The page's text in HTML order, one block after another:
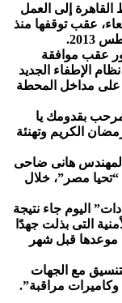
إلى العمل
عقب توقفها منذ
عقب موافقة
الإطفاء الجديد
على مداخل المحطة
بقدومك يا
الكريم وتهنئة
المهندس هانى ضاحى
مصر”، خلال
اليوم جاء نتيجة
التى بذلت جهدًا
موعدها قبل شهر
مع الجهات
مراقبة”.